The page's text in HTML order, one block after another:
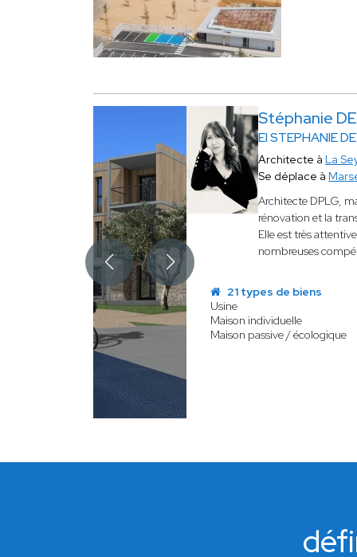
Stéphanie
EI STEPHANIE
Architecte à La
Se déplace à
Architecte DPLG,
rénovation et la
Elle est très
nombreuses
21 types de biens
Usine
Maison individuelle
Maison passive / écologique